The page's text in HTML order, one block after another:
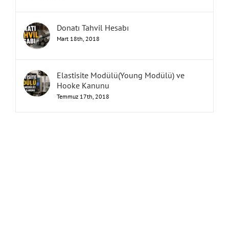
Donatı Tahvil Hesabı
Mart 18th, 2018
Elastisite Modülü(Young Modülü) ve
Hooke Kanunu
Temmuz 17th, 2018